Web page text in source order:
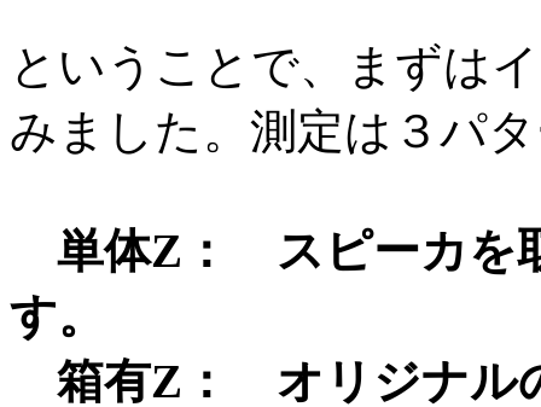
ということで、まずは
みました。測定は３パ
単体Z： スピーカを
す。
箱有Z： オリジナル